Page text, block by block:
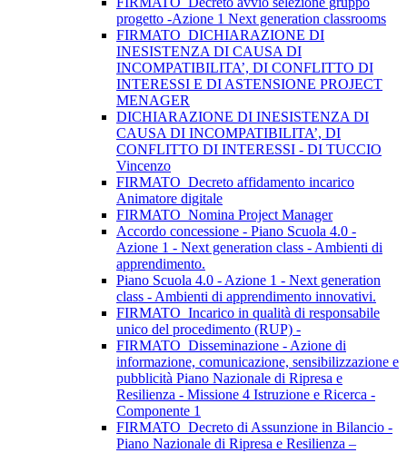
progetto -Azione 1 Next generation classrooms
FIRMATO_DICHIARAZIONE DI
INESISTENZA DI CAUSA DI
INCOMPATIBILITA’, DI CONFLITTO DI
INTERESSI E DI ASTENSIONE PROJECT
MENAGER
DICHIARAZIONE DI INESISTENZA DI
CAUSA DI INCOMPATIBILITA’, DI
CONFLITTO DI INTERESSI - DI TUCCIO
Vincenzo
FIRMATO_Decreto affidamento incarico
Animatore digitale
FIRMATO_Nomina Project Manager
Accordo concessione - Piano Scuola 4.0 -
Azione 1 - Next generation class - Ambienti di
apprendimento.
Piano Scuola 4.0 - Azione 1 - Next generation
class - Ambienti di apprendimento innovativi.
FIRMATO_Incarico in qualità di responsabile
unico del procedimento (RUP) -
FIRMATO_Disseminazione - Azione di
informazione, comunicazione, sensibilizzazione e
pubblicità Piano Nazionale di Ripresa e
Resilienza - Missione 4 Istruzione e Ricerca -
Componente 1
FIRMATO_Decreto di Assunzione in Bilancio -
Piano Nazionale di Ripresa e Resilienza –